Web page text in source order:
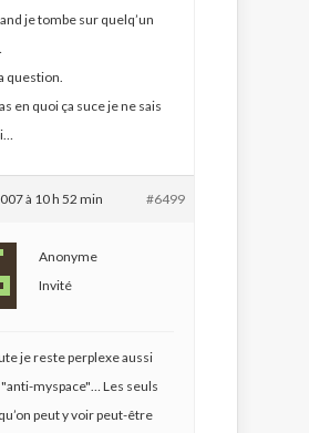
je tombe sur quelq’un
question.
en quoi ça suce je ne sais
à 10 h 52 min #6499
Anonyme
Invité
je reste perplexe aussi
myspace"… Les seuls
peut y voir peut-être